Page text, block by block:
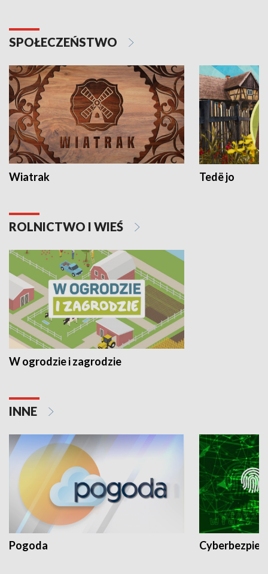
SPOŁECZEŃSTWO
Wiatrak Tedë jo
ROLNICTWO I WIEŚ
W ogrodzie i zagrodzie
INNE
Pogoda